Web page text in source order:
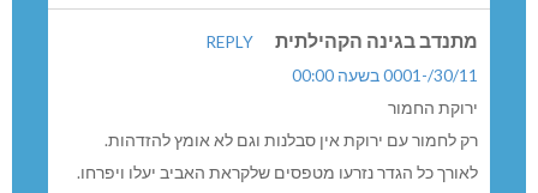
מתנדב בגינה הקהילתית
REPLY
30/11/-0001 בשעה 00:00
ירוקת החמור
רק לחמור עם ירוקת אין סבלנות וגם לא אומץ להזדהות.
לאורך כל הגדר נזרעו מטפסים שלקראת האביב יעלו ויפרחו.